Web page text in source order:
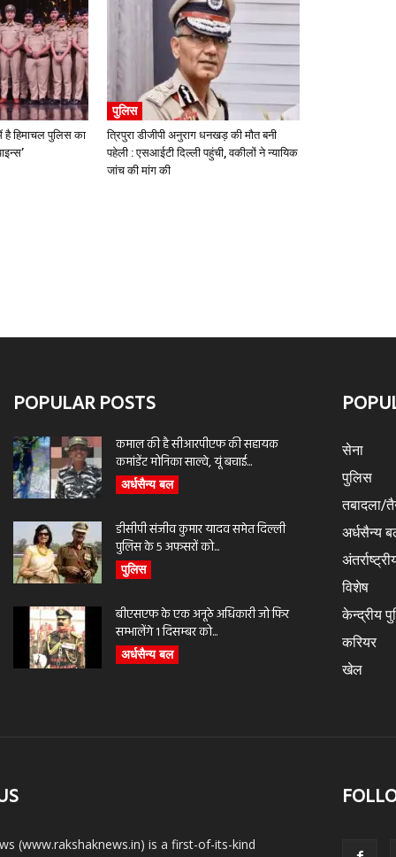
है हिमाचल पुलिस का
पुलिस
त्रिपुरा डीजीपी अनुराग धनखड़ की मौत बनी
पहेली : एसआईटी दिल्ली पहुंची, वकीलों ने न्यायिक
जांच की मांग की
POPULAR POSTS
कमाल की है सीआरपीएफ की सहायक
कमांडेंट मोनिका साल्वे, यूं बचाई...
अर्धसैन्य बल
डीसीपी संजीव कुमार यादव समेत दिल्ली
पुलिस के 5 अफसरों को...
पुलिस
बीएसएफ के एक अनूठे अधिकारी जो फिर
सम्भालेंगे 1 दिसम्बर को...
अर्धसैन्य बल
सेना
पुलिस
तबादला/
अर्धसैन्य
विशेष
केन्द्रीय
करियर
खेल
(www.rakshaknews.in) is a first-of-its-kind